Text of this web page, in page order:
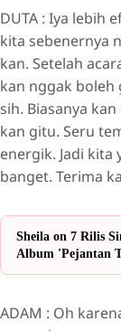
DUTA : Iya lebih
kita sebenernya
kan. Setelah
kan nggak boleh
sih. Biasanya
kan gitu. Seru
energik. Jadi
banget. Terima
Sheila on 7 Rilis
Album 'Pejantan
ADAM : Oh